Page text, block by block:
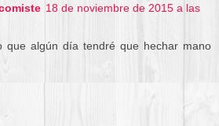
18 de noviembre de 2015 a las
que algún día tendré que hechar mano